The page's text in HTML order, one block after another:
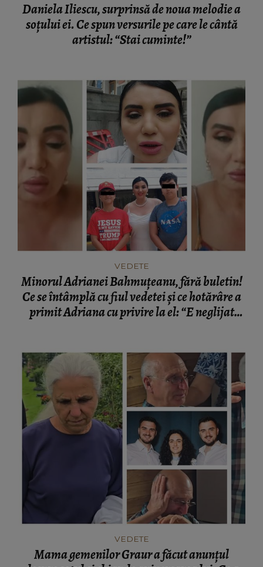
Daniela Iliescu, surprinsă de noua melodie a
soțului ei. Ce spun versurile pe care le cântă
artistul: “Stai cuminte!”
VEDETE
Minorul Adrianei Bahmuțeanu, fără buletin!
Ce se întâmplă cu fiul vedetei și ce hotărâre a
primit Adriana cu privire la el: “E neglijat
VEDETE
Mama gemenilor Graur a făcut anunțul